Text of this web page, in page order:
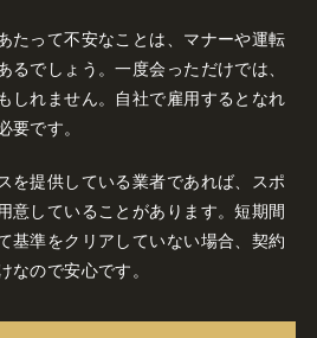
たって不安なことは、マナーや運転
るでしょう。一度会っただけでは、
しれません。自社で雇用するとなれ
要です。
を提供している業者であれば、スポ
意していることがあります。短期間
基準をクリアしていない場合、契約
なので安心です。